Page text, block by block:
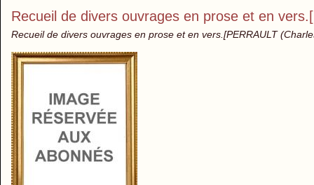
Recueil de divers ouvrages en prose et en
Recueil de divers ouvrages en prose et en vers.[PERRAULT